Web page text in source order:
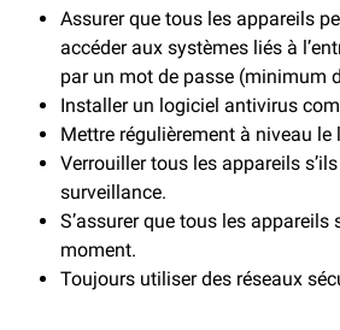
Assurer que tous les appareils
accéder aux systèmes liés à
par un mot de passe (minimum
Installer un logiciel antivirus
Mettre régulièrement à niveau
Verrouiller tous les appareils
surveillance.
S’assurer que tous les
moment.
Toujours utiliser des réseaux